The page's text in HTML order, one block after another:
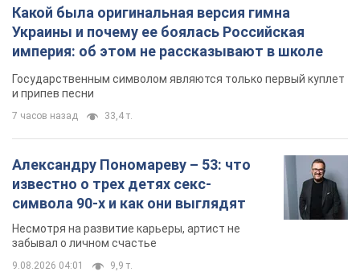
Какой была оригинальная версия гимна
Украины и почему ее боялась Российская
империя: об этом не рассказывают в школе
Государственным символом являются только первый куплет
и припев песни
7 часов назад 33,4 т.
Александру Пономареву – 53: что
известно о трех детях секс-
символа 90-х и как они выглядят
Несмотря на развитие карьеры, артист не
забывал о личном счастье
9.08.2026 04:01 9,9 т.